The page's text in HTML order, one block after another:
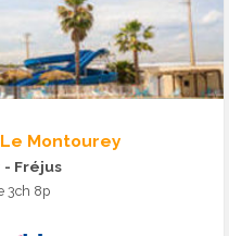
Montourey
- Fréjus
3ch 8p